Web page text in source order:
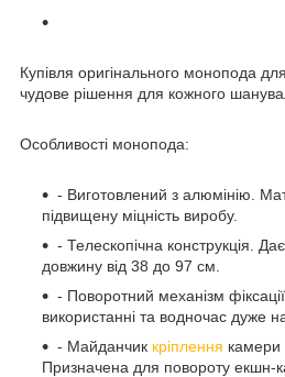
Купівля оригінального монопода
чудове рішення для кожного
Особливості монопода:
- Виготовлений з алюмінію.
підвищену міцність виробу.
- Телескопічна конструкція.
довжину від 38 до 97 см.
- Поворотний механізм
використанні та водночас дуже
- Майданчик кріплення камери
Призначена для повороту екшн-